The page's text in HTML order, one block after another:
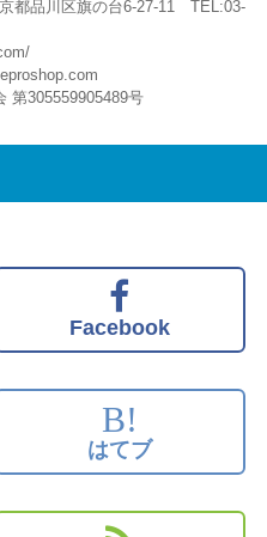
都品川区旗の台6-27-11 TEL:03-
第305559905489号
Facebook
B!
はてブ